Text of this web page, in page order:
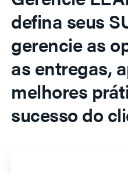
defina seus
gerencie as
as entregas,
melhores
sucesso do